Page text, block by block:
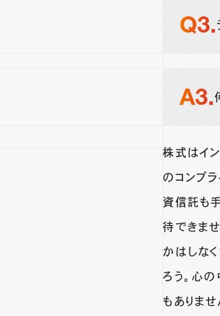
株式はイ
のコンプ
資信託も
待できま
かはしな
ろう。心
もありま